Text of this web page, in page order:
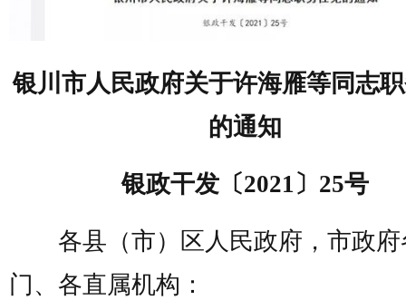
银川市人民政府关于许海雁等同志
的通知
银政干发〔2021〕25号
各县（市）区人民政府，市政府
门、各直属机构：